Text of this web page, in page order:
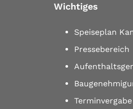
Wichtiges
Speiseplan
Pressebereich